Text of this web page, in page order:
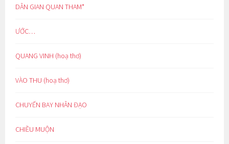
DÂN GIAN QUAN THAM*
ƯỚC…
QUANG VINH (hoạ thơ)
VÀO THU (hoạ thơ)
CHUYẾN BAY NHÂN ĐẠO
CHIỀU MUỘN